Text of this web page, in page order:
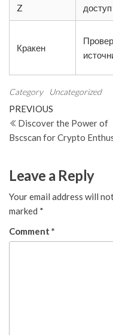
Z
Кракен
Category Uncategorized
Post
navigation
Previous
Post
PREVIOUS
Discover the Power of
Bscscan for Crypto
Leave a Reply
Your email address will
marked *
Comment *